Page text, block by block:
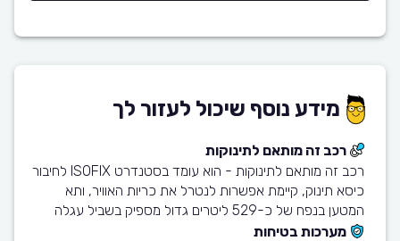
מידע נוסף שיכול לעזור לך
רכב זה מותאם לתינוקות
רכב זה מותאם לתינוקות - הוא עומד בסטנדרט ISOFIX לחיבור
כיסא תינוק, קיימת אפשרות לנטרל את כריות האוויר, ותא
המטען בנפח של כ-529 ליטרים גדול מספיק בשביל עגלה
מערכות בטיחות